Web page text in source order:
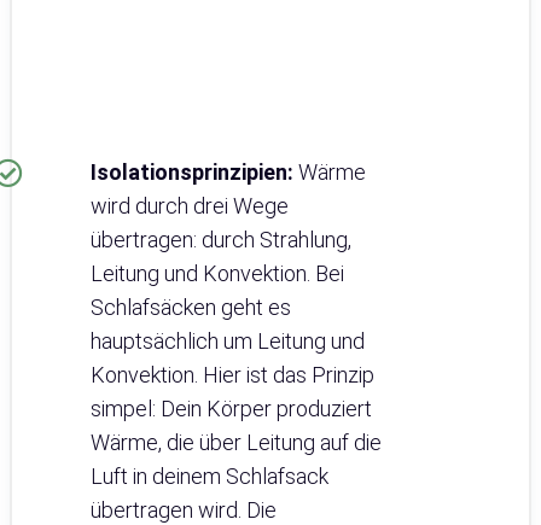
Isolationsprinzipien: Wärme
wird durch drei Wege
übertragen: durch Strahlung,
Leitung und Konvektion. Bei
Schlafsäcken geht es
hauptsächlich um Leitung und
Konvektion. Hier ist das Prinzip
simpel: Dein Körper produziert
Wärme, die über Leitung auf die
Luft in deinem Schlafsack
übertragen wird. Die